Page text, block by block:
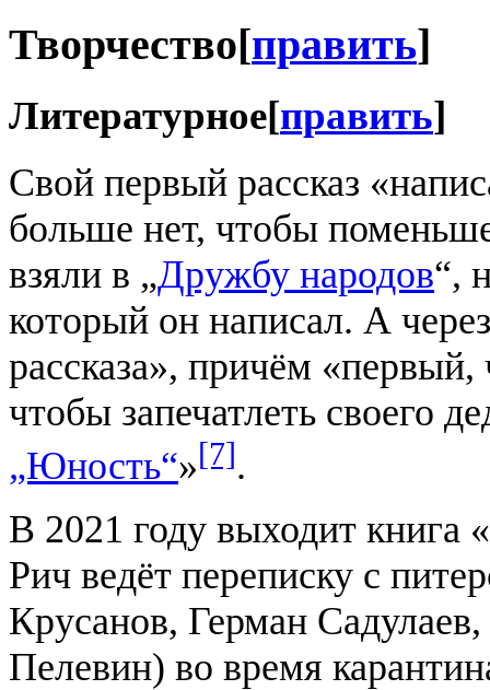
Творчество[править]
Литературное[править]
Свой первый рассказ
больше нет, чтобы
взяли в „Дружбу народов“,
который он написал. А
рассказа», причём
чтобы запечатлеть своего
„Юность“»[7].
В 2021 году выходит книга
Рич ведёт переписку с
Крусанов, Герман
Пелевин) во время